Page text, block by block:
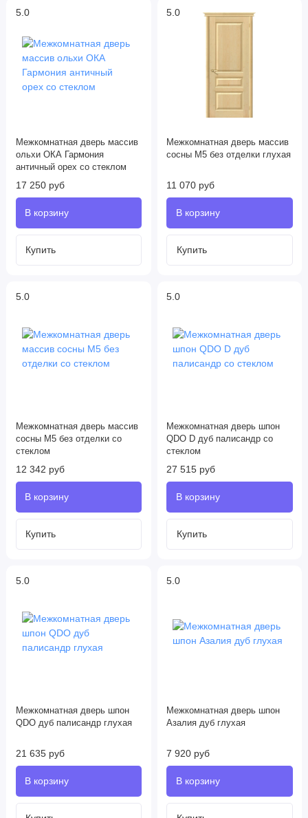
5.0
Межкомнатная дверь массив
ольхи ОКА Гармония
античный орех со стеклом
17 250 руб
5.0
Межкомнатная дверь массив
сосны М5 без отделки глухая
11 070 руб
5.0
Межкомнатная дверь массив
сосны М5 без отделки со
стеклом
12 342 руб
5.0
Межкомнатная дверь шпон
QDO D дуб палисандр со
стеклом
27 515 руб
5.0
Межкомнатная дверь шпон
QDO дуб палисандр глухая
21 635 руб
5.0
Межкомнатная дверь шпон
Азалия дуб глухая
7 920 руб